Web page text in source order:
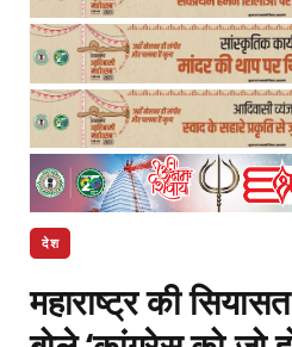
देश
महाराष्ट्र की